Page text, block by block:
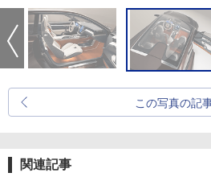
この写真の記
関連記事